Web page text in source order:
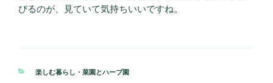
びるのが、見ていて気持ちいいですね。
カ
楽しむ暮らし・菜園とハーブ園